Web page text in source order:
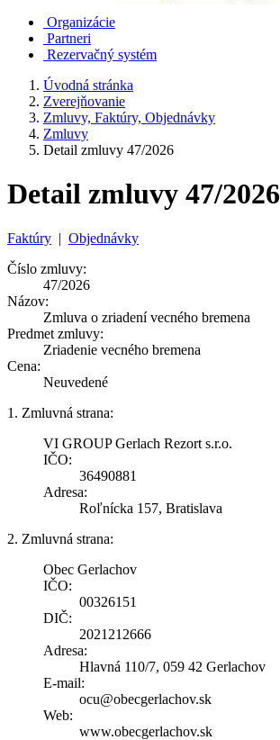
Organizácie
Partneri
Rezervačný systém
Úvodná stránka
Zverejňovanie
Zmluvy, Faktúry, Objednávky
Zmluvy
Detail zmluvy 47/2026
Detail zmluvy 47/2026
Faktúry | Objednávky
Číslo zmluvy:
47/2026
Názov:
Zmluva o zriadení vecného bremena
Predmet zmluvy:
Zriadenie vecného bremena
Cena:
Neuvedené
1. Zmluvná strana:
VI GROUP Gerlach Rezort s.r.o.
IČO:
36490881
Adresa:
Roľnícka 157, Bratislava
2. Zmluvná strana:
Obec Gerlachov
IČO:
00326151
DIČ:
2021212666
Adresa:
Hlavná 110/7, 059 42 Gerlachov
E-mail:
ocu@obecgerlachov.sk
Web:
www.obecgerlachov.sk